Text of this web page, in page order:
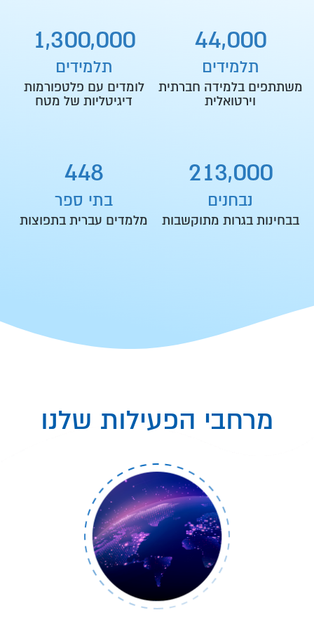
44,000
תלמידים
משתתפים בלמידה חברתית
וירטואלית
1,300,000
תלמידים
לומדים עם פלטפורמות
דיגיטליות של מטח
213,000
נבחנים
בבחינות בגרות מתוקשבות
448
בתי ספר
מלמדים עברית בתפוצות
מרחבי הפעילות שלנו